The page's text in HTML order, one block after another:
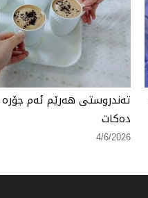
تەندروستی هەرێم ئەم
دەكات
4/6/2026